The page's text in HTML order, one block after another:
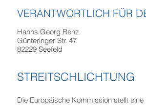
VERANTWORTLICH FÜR
Hanns Georg Renz
Günteringer Str. 47
82229 Seefeld
STREITSCHLICHTUNG
Die Europäische Kommission stellt